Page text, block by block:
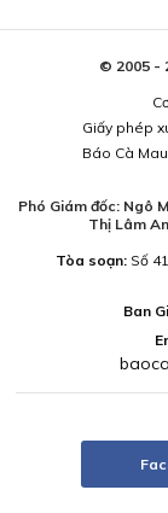
© 2005 -
Giấy phép
Báo Cà
Phó Giám đốc: Ngô
Thị Lâm
Tòa soạn:Số
Ban